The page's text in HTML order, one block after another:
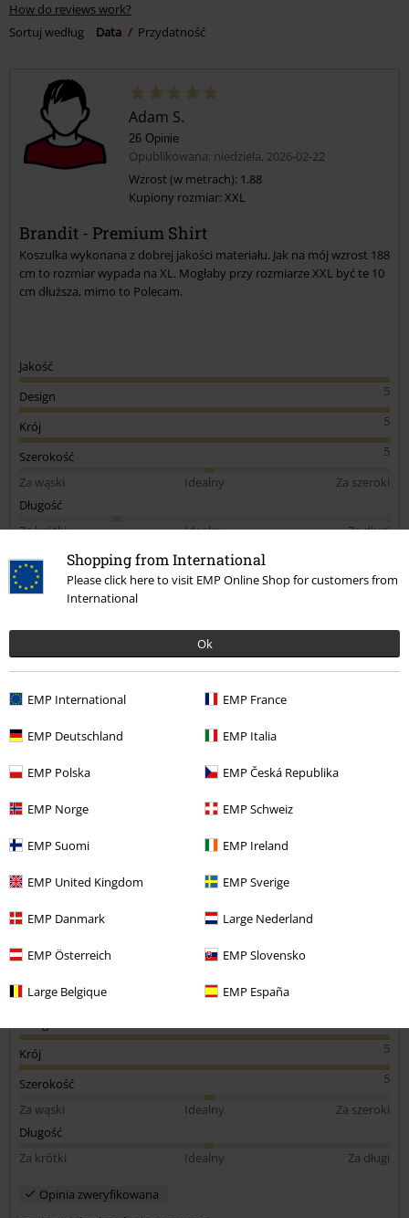
Shopping from International
Please click here to visit EMP Online Shop for customers from
International
Ok
EMP International EMP France
EMP Deutschland EMP Italia
EMP Polska EMP Česká Republika
EMP Norge EMP Schweiz
EMP Suomi EMP Ireland
EMP United Kingdom EMP Sverige
EMP Danmark Large Nederland
EMP Österreich EMP Slovensko
Large Belgique EMP España
How do reviews work?
Sortuj według
Data Przydatność
Adam S.
26 Opinie
Opublikowana: niedziela, 2026-02-22
Wzrost (w metrach): 1.88
Kupiony rozmiar: XXL
Brandit - Premium Shirt
Koszulka wykonana z dobrej jakości materiału. Jak na mój wzrost 188
cm to rozmiar wypada na XL. Mogłaby przy rozmiarze XXL być te 10
cm dłuższa, mimo to Polecam.
Jakość
5
Design
5
Krój
5
Szerokość
Za wąski
Idealny
Za szeroki
Długość
Za krótki
Idealny Za długi
Opinia zweryfikowana
Czy ta opinia okazała się pomocna?
Opublikowana: piątek, 2019-12-06
Rozmiar zgodny,dobra gatunkowo
Jakość
5
Krój
5
Szerokość
Za wąski
Idealny
Za szeroki
Długość
Za krótki
Idealny Za długi
Opinia zweryfikowana